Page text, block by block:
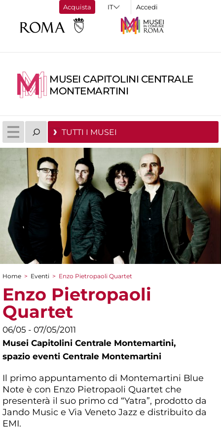
Acquista Accedi
MUSEI CAPITOLINI CENTRALE
MONTEMARTINI
TUTTI I MUSEI
Tu sei qui
Home > Eventi > Enzo Pietropaoli Quartet
Enzo Pietropaoli
Quartet
06/05 - 07/05/2011
Musei Capitolini Centrale Montemartini,
spazio eventi Centrale Montemartini
Il primo appuntamento di Montemartini Blue
Note è con Enzo Pietropaoli Quartet che
presenterà il suo primo cd “Yatra”, prodotto da
Jando Music e Via Veneto Jazz e distribuito da
EMI.